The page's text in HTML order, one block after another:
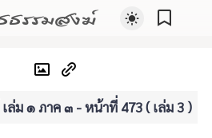
ธรรมสงฆ์
ล่ม ๑ ภาค ๓ - หน้าที่ 473 ( เล่ม 3 )